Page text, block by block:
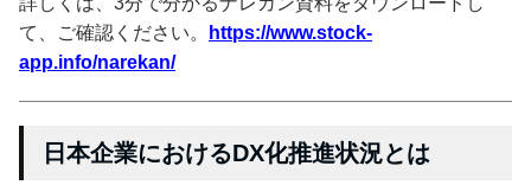
て、ご確認ください。
https://www.stock-
app.info/narekan/
日本企業におけるDX化推進状況とは